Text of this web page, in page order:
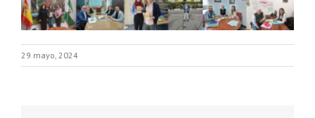
29 mayo, 2024